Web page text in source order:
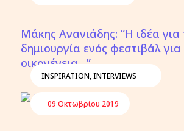
Μάκης Ανανιάδης: “Η ιδέα για
δημιουργία ενός φεστιβάλ για
οικογένεια…”
INSPIRATION,INTERVIEWS
09 Οκτωβρίου 2019